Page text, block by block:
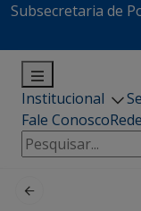
Subsecretaria de
Institucional
Fale Conosco
Pesquisar
por: